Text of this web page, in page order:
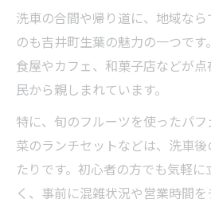
洗車の合間や帰り道に、地域な
のも吉井町生葉の魅力の一つで
食屋やカフェ、和菓子店などが
民から親しまれています。
特に、旬のフルーツを使ったパ
菜のランチセットなどは、洗車
たりです。初心者の方でも気軽
く、事前に混雑状況や営業時間